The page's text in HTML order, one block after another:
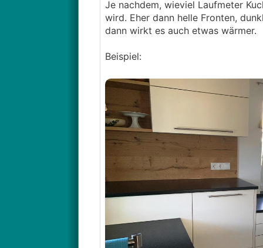
Je nachdem, wieviel Laufmeter
wird. Eher dann helle Fronten,
dann wirkt es auch etwas wärmer.
Beispiel: